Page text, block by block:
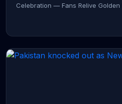
Celebration — Fans Relive Golden